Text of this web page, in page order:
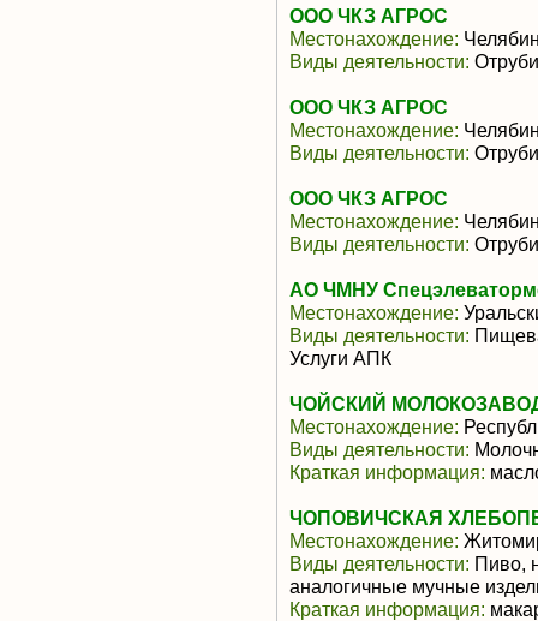
ООО ЧКЗ АГРОС
Местонахождение:
Виды деятельности:
ООО ЧКЗ АГРОС
Местонахождение:
Виды деятельности:
ООО ЧКЗ АГРОС
Местонахождение:
Виды деятельности:
АО ЧМНУ
Местонахождение:
Виды деятельности:
Услуги АПК
ЧОЙСКИЙ
Местонахождение:
Виды деятельности:
Краткая информация:
ЧОПОВИЧСКАЯ
Местонахождение:
Виды деятельности: Пиво,
аналогичные мучные
Краткая информация: